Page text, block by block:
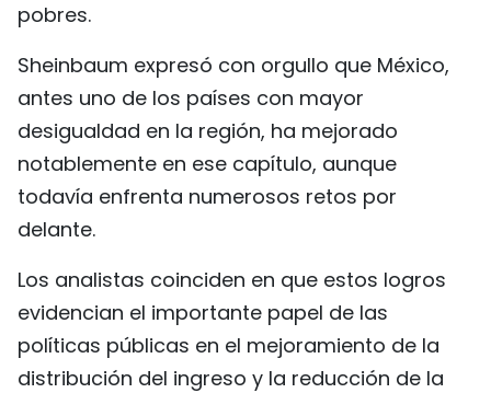
pobres.
Sheinbaum expresó con orgullo que México,
antes uno de los países con mayor
desigualdad en la región, ha mejorado
notablemente en ese capítulo, aunque
todavía enfrenta numerosos retos por
delante.
Los analistas coinciden en que estos logros
evidencian el importante papel de las
políticas públicas en el mejoramiento de la
distribución del ingreso y la reducción de la